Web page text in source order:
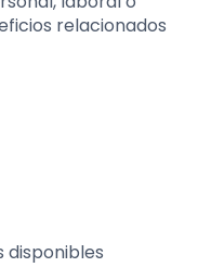
relacionados
disponibles